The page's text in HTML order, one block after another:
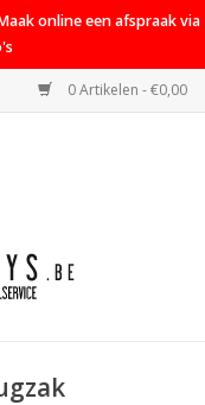
online een afspraak via
0 Artikelen - €0,00